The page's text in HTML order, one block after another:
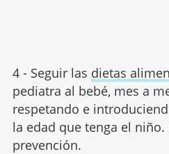
4 - Seguir las dietas
pediatra al bebé, mes a
respetando e
la edad que tenga el
prevención.